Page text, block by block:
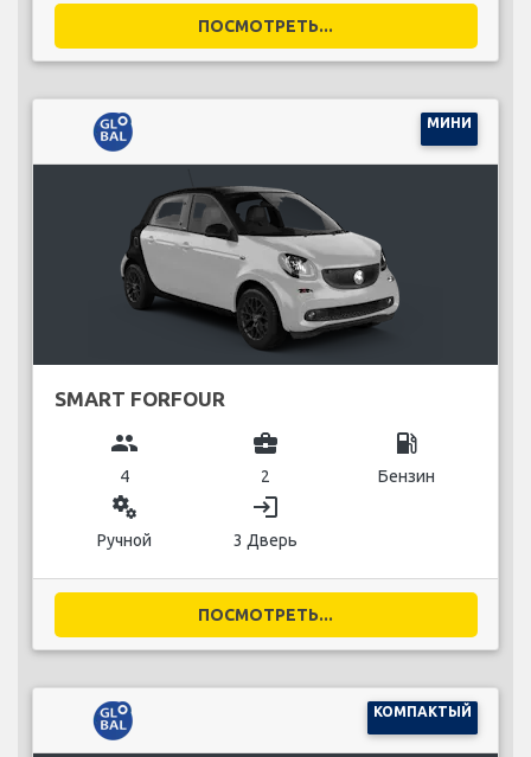
ПОСМОТРЕТЬ...
МИНИ
SMART FORFOUR
group
4
business_center
2
local_gas_station
Бензин
miscellaneous_services
Ручной
login
3 Дверь
ПОСМОТРЕТЬ...
КОМПАКТЫЙ